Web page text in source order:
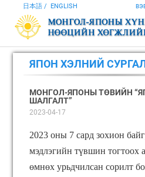
日本語 ENGLISH
ЯПОН ХЭЛНИЙ
МОНГОЛ-ЯПОНЫ ТӨВИЙН
ШАЛГАЛТ”
2023-04-17
2023 оны 7 сард зохион
мэдлэгийн түвшин тогтоох
өмнөх урьдчилсан сорилт